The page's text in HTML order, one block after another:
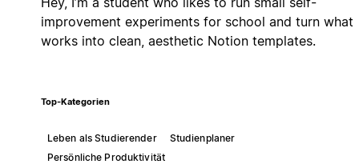
improvement experiments for school and turn what
works into clean, aesthetic Notion templates.
Top-Kategorien
Leben als Studierender
Studienplaner
Persönliche Produktivität